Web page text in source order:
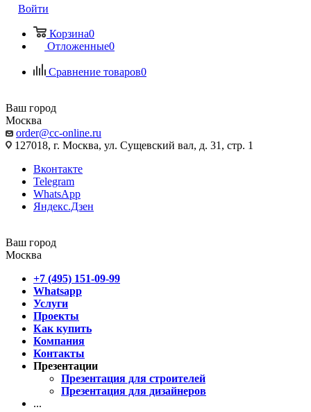
Войти
Корзина0
Отложенные0
Сравнение товаров0
Ваш город
Москва
order@cc-online.ru
127018, г. Москва, ул. Сущевский вал, д. 31, стр. 1
Вконтакте
Telegram
WhatsApp
Яндекс.Дзен
Ваш город
Москва
+7 (495) 151-09-99
Whatsapp
Услуги
Проекты
Как купить
Компания
Контакты
Презентации
Презентация для строителей
Презентация для дизайнеров
...